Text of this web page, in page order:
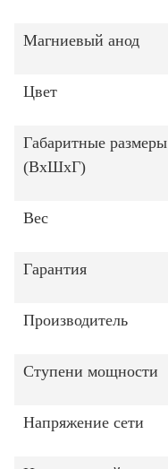
Магниевый анод
Цвет
Габаритные размеры
(ВxШxГ)
Вес
Гарантия
Производитель
Ступени мощности
Напряжение сети